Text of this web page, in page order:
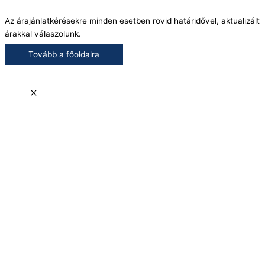
Az árajánlatkérésekre minden esetben rövid határidővel, aktualizált
árakkal válaszolunk.
Tovább a főoldalra